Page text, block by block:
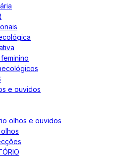
e ouvidos
olhos e ouvidos